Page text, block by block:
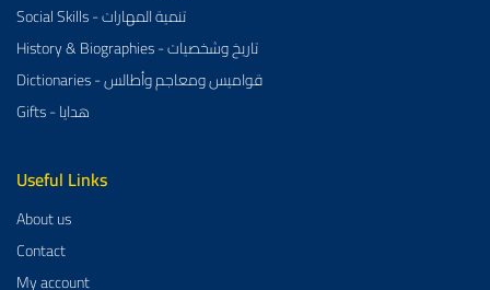
Social Skills - تنمية المهارات
History & Biographies - تاريخ وشخصيات
Dictionaries - قواميس ومعاجم وأطالس
Gifts - هدايا
Useful Links
About us
Contact
My account